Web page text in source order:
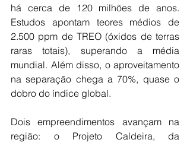
há cerca de 120 milhões de anos.
Estudos apontam teores médios de
2.500 ppm de TREO (óxidos de terras
raras totais), superando a média
mundial. Além disso, o aproveitamento
na separação chega a 70%, quase o
dobro do índice global.
Dois empreendimentos avançam na
região: o Projeto Caldeira, da